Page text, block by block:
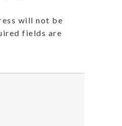
will not be
fields are